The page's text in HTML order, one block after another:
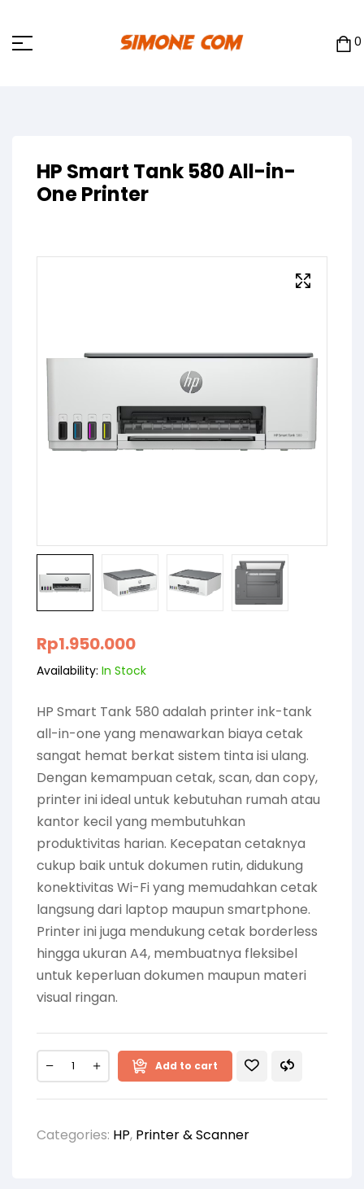
0
HP Smart Tank 580 All-in-
One Printer
Rp1.950.000
Availability: In Stock
HP Smart Tank 580 adalah printer ink-tank
all-in-one yang menawarkan biaya cetak
sangat hemat berkat sistem tinta isi ulang.
Dengan kemampuan cetak, scan, dan copy,
printer ini ideal untuk kebutuhan rumah atau
kantor kecil yang membutuhkan
produktivitas harian. Kecepatan cetaknya
cukup baik untuk dokumen rutin, didukung
konektivitas Wi-Fi yang memudahkan cetak
langsung dari laptop maupun smartphone.
Printer ini juga mendukung cetak borderless
hingga ukuran A4, membuatnya fleksibel
untuk keperluan dokumen maupun materi
visual ringan.
Add to cart
Categories: HP, Printer & Scanner